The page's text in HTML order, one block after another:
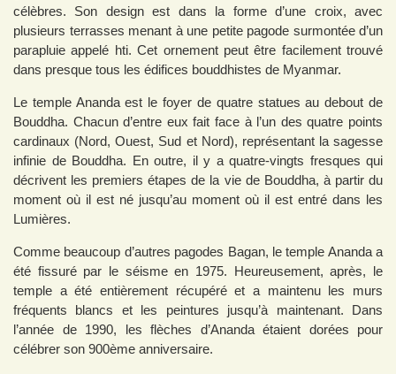
célèbres. Son design est dans la forme d’une croix, avec
plusieurs terrasses menant à une petite pagode surmontée d’un
parapluie appelé hti. Cet ornement peut être facilement trouvé
dans presque tous les édifices bouddhistes de Myanmar.
Le temple Ananda est le foyer de quatre statues au debout de
Bouddha. Chacun d’entre eux fait face à l’un des quatre points
cardinaux (Nord, Ouest, Sud et Nord), représentant la sagesse
infinie de Bouddha. En outre, il y a quatre-vingts fresques qui
décrivent les premiers étapes de la vie de Bouddha, à partir du
moment où il est né jusqu’au moment où il est entré dans les
Lumières.
Comme beaucoup d’autres pagodes Bagan, le temple Ananda a
été fissuré par le séisme en 1975. Heureusement, après, le
temple a été entièrement récupéré et a maintenu les murs
fréquents blancs et les peintures jusqu’à maintenant. Dans
l’année de 1990, les flèches d’Ananda étaient dorées pour
célébrer son 900ème anniversaire.